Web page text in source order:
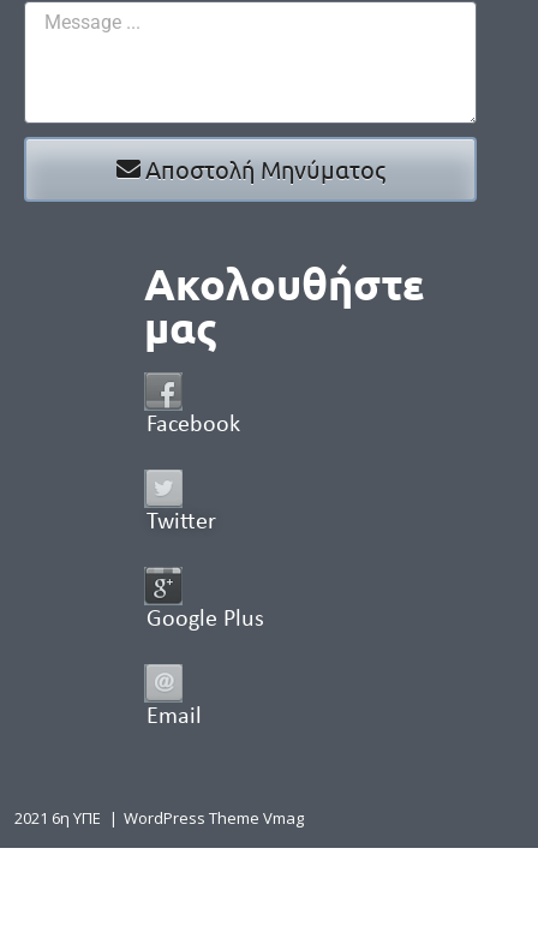
Αποστολή Μηνύματος
Ακολουθήστε
μας
Facebook
Twitter
Google Plus
Email
2021 6η ΥΠΕ | WordPress Theme Vmag